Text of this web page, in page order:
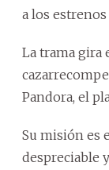
a los
La trama gira
Pandora, el
Su misión es
despreciable